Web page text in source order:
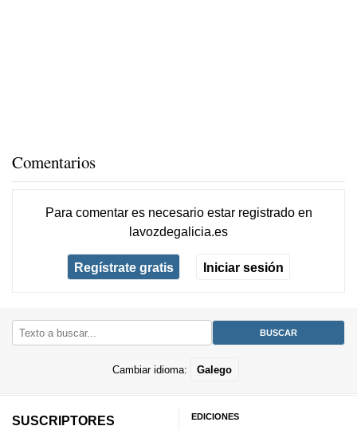
Comentarios
Para comentar es necesario estar registradoen
lavozdegalicia.es
Regístrate gratis Iniciar sesión
Cambiar idioma: Galego
SUSCRIPTORES
EDICIONES